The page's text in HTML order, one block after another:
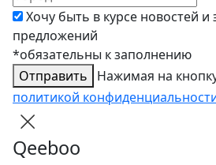
Хочу быть в курсе новостей и
предложений
*обязательны к заполнению
Отправить
Нажимая на
политикой
Qeeboo